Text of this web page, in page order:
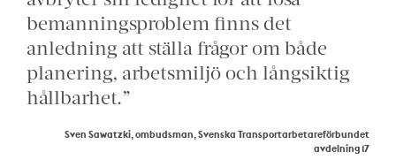
bemanningsproblem finns det
anledning att ställa frågor om både
planering, arbetsmiljö och långsiktig
hållbarhet.”
Sven Sawatzki, ombudsman, Svenska Transportarbetareförbundet
avdelning 17